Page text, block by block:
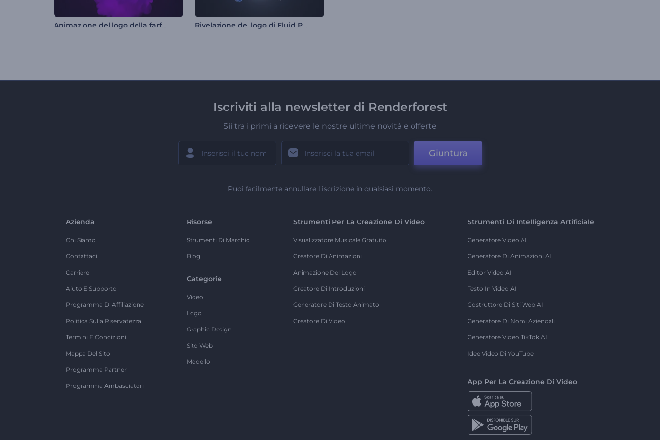
Animazione del logo della farfalla Rivelazione del logo di Fluid Particles
Iscriviti alla newsletter di Renderforest
Sii tra i primi a ricevere le nostre ultime novità e offerte
Giuntura
Puoi facilmente annullare l'iscrizione in qualsiasi momento.
Azienda
Chi Siamo
Contattaci
Carriere
Aiuto E Supporto
Programma Di Affiliazione
Politica Sulla Riservatezza
Termini E Condizioni
Mappa Del Sito
Programma Partner
Programma Ambasciatori
Risorse
Strumenti Di Marchio
Blog
Categorie
Video
Logo
Graphic Design
Sito Web
Modello
Strumenti Per La Creazione Di Video
Visualizzatore Musicale Gratuito
Creatore Di Animazioni
Animazione Del Logo
Creatore Di Introduzioni
Generatore Di Testo Animato
Creatore Di Video
Strumenti Di Intelligenza Artificiale
Generatore Video AI
Generatore Di Animazioni AI
Editor Video AI
Testo In Video AI
Costruttore Di Siti Web AI
Generatore Di Nomi Aziendali
Generatore Video TikTok AI
Idee Video Di YouTube
App Per La Creazione Di Video